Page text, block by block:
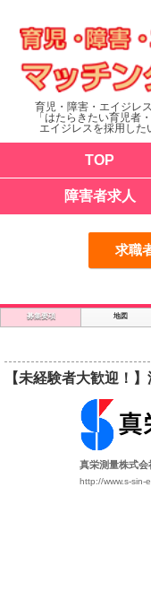
育児・障害・エイジレ
「はたらきたい育児者
エイジレスを採用した
TOP
障害者求人
求職
募集要項 地図
【未経験者大歓迎！
真栄測量株式会
http://www.s-sin-